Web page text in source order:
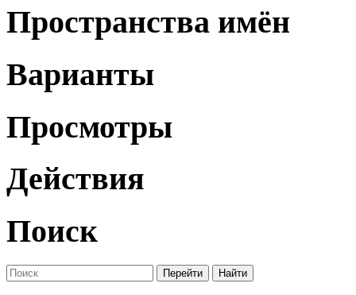
Пространства имён
Варианты
Просмотры
Действия
Поиск